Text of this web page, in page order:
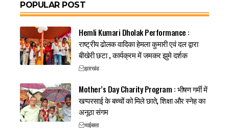
POPULAR POST
Hemli Kumari Dholak Performance :
राष्ट्रीय ढोलक वादिका हेमला कुमारी एवं दल द्वारा
बीखेरी छटा , कार्यक्रम में जमकर झुमे दर्शक
झारखंड
Mother’s Day Charity Program : भीषण गर्मी में
खप्परसाई के बच्चों को मिले छाते, शिक्षा और स्नेह का
अनूठा संगम
चाईबासा